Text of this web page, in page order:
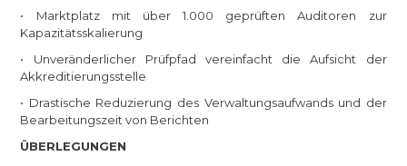
• Marktplatz mit über 1.000 geprüften Auditoren zur
Kapazitätsskalierung
• Unveränderlicher Prüfpfad vereinfacht die Aufsicht der
Akkreditierungsstelle
• Drastische Reduzierung des Verwaltungsaufwands und der
Bearbeitungszeit von Berichten
ÜBERLEGUNGEN